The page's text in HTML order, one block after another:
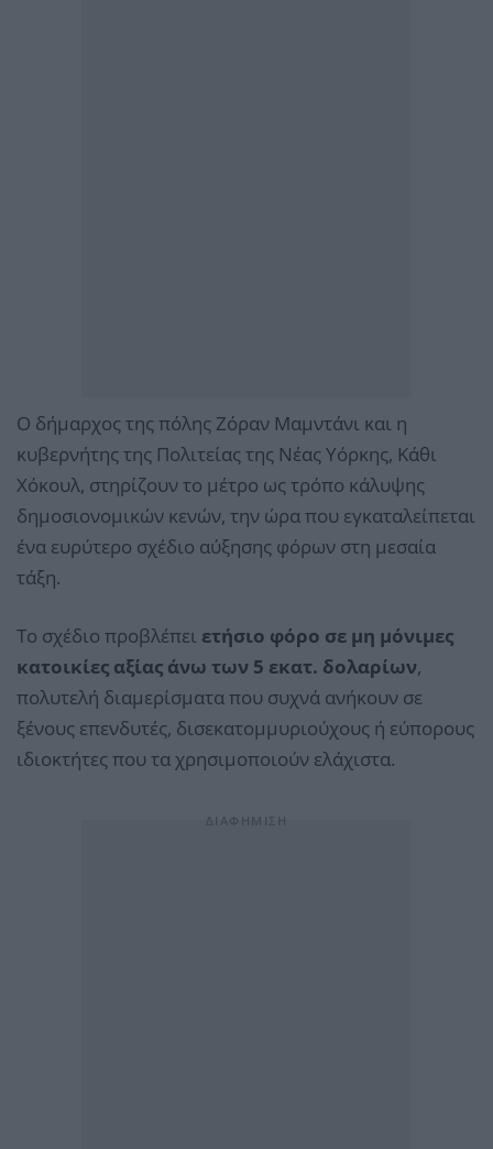
Ο δήμαρχος της πόλης Ζόραν Μαμντάνι και η
κυβερνήτης της Πολιτείας της Νέας Υόρκης, Κάθι
Χόκουλ, στηρίζουν το μέτρο ως τρόπο κάλυψης
δημοσιονομικών κενών, την ώρα που εγκαταλείπεται
ένα ευρύτερο σχέδιο αύξησης φόρων στη μεσαία
τάξη.
Το σχέδιο προβλέπει ετήσιο φόρο σε μη μόνιμες
κατοικίες αξίας άνω των 5 εκατ. δολαρίων,
πολυτελή διαμερίσματα που συχνά ανήκουν σε
ξένους επενδυτές, δισεκατομμυριούχους ή εύπορους
ιδιοκτήτες που τα χρησιμοποιούν ελάχιστα.